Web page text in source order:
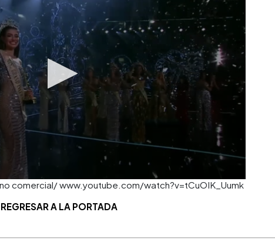
comercial/ www.youtube.com/watch?v=tCuOIK_Uumk
REGRESAR A LA PORTADA